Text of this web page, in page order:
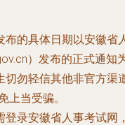
布的具体日期以安徽省
）发布的正式通知
勿轻信其他非官方渠
上当受骗。
登录安徽省人事考试网